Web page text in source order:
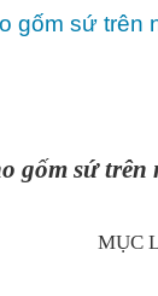
gốm sứ trên
gốm sứ
MỤC